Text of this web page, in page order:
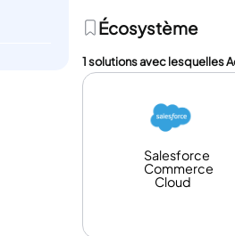
Écosystème
1 solutions avec lesquelles
Salesforce
Commerce
Cloud